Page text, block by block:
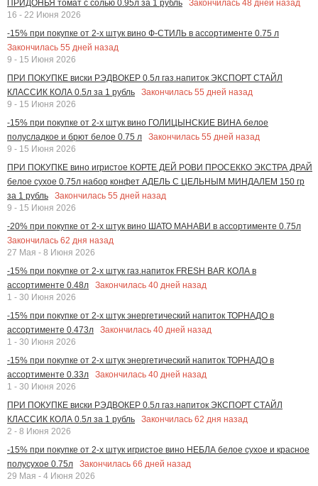
ПРИДОНЬЯ томат с солью 0.95л за 1 рубль Закончилась 48 дней назад
16 - 22 Июня 2026
-15% при покупке от 2-х штук вино Ф-СТИЛЬ в ассортименте 0.75 л
Закончилась 55 дней назад
9 - 15 Июня 2026
ПРИ ПОКУПКЕ виски РЭДВОКЕР 0.5л газ.напиток ЭКСПОРТ СТАЙЛ
КЛАССИК КОЛА 0.5л за 1 рубль
Закончилась 55 дней назад
9 - 15 Июня 2026
-15% при покупке от 2-х штук вино ГОЛИЦЫНСКИЕ ВИНА белое
полусладкое и брют белое 0.75 л
Закончилась 55 дней назад
9 - 15 Июня 2026
ПРИ ПОКУПКЕ вино игристое КОРТЕ ДЕЙ РОВИ ПРОСЕККО ЭКСТРА ДРАЙ
белое сухое 0.75л набор конфет АДЕЛЬ С ЦЕЛЬНЫМ МИНДАЛЕМ 150 гр
за 1 рубль
Закончилась 55 дней назад
9 - 15 Июня 2026
-20% при покупке от 2-х штук вино ШАТО МАНАВИ в ассортименте 0.75л
Закончилась 62 дня назад
27 Мая - 8 Июня 2026
-15% при покупке от 2-х штук газ.напиток FRESH BAR КОЛА в
ассортименте 0.48л
Закончилась 40 дней назад
1 - 30 Июня 2026
-15% при покупке от 2-х штук энергетический напиток ТОРНАДО в
ассортименте 0.473л
Закончилась 40 дней назад
1 - 30 Июня 2026
-15% при покупке от 2-х штук энергетический напиток ТОРНАДО в
ассортименте 0.33л
Закончилась 40 дней назад
1 - 30 Июня 2026
ПРИ ПОКУПКЕ виски РЭДВОКЕР 0.5л газ.напиток ЭКСПОРТ СТАЙЛ
КЛАССИК КОЛА 0.5л за 1 рубль
Закончилась 62 дня назад
2 - 8 Июня 2026
-15% при покупке от 2-х штук игристое вино НЕБЛА белое сухое и красное
полусухое 0.75л
Закончилась 66 дней назад
29 Мая - 4 Июня 2026